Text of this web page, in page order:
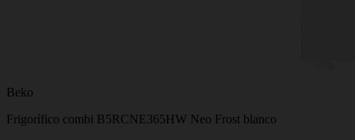
Beko
Frigorífico combi B5RCNE365HW Neo Frost blanco